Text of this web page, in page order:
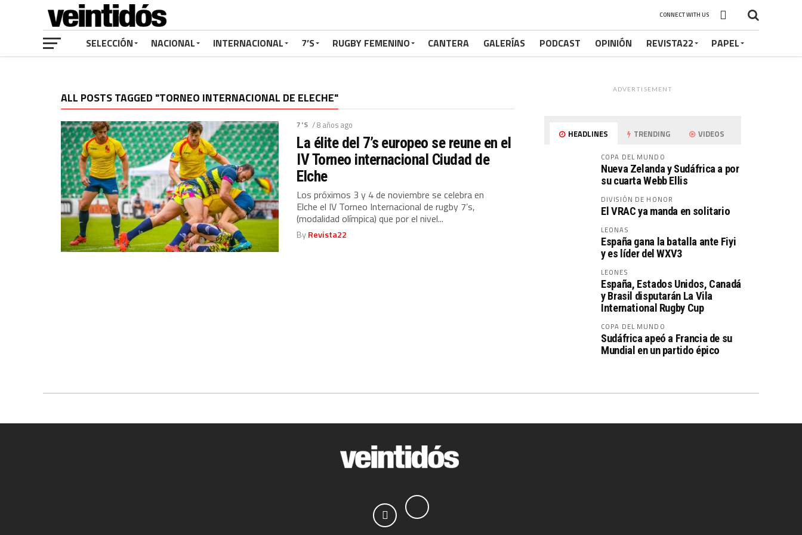
CONNECT WITH US
SELECCIÓN NACIONAL INTERNACIONAL 7’S RUGBY FEMENINO CANTERA GALERÍAS PODCAST OPINIÓN REVISTA22 PAPEL
ALL POSTS TAGGED "TORNEO INTERNACIONAL DE ELECHE"
7'S / 8 años ago
La élite del 7’s europeo se reune en el
IV Torneo internacional Ciudad de
Elche
Los próximos 3 y 4 de noviembre se celebra en
Elche el IV Torneo Internacional de rugby 7’s,
(modalidad olímpica) que por el nivel...
ByRevista22
ADVERTISEMENT
HEADLINES TRENDING VIDEOS
COPA DEL MUNDO
Nueva Zelanda y Sudáfrica a por
su cuarta Webb Ellis
DIVISIÓN DE HONOR
El VRAC ya manda en solitario
LEONAS
España gana la batalla ante Fiyi
y es líder del WXV3
LEONES
España, Estados Unidos, Canadá
y Brasil disputarán La Vila
International Rugby Cup
COPA DEL MUNDO
Sudáfrica apeó a Francia de su
Mundial en un partido épico